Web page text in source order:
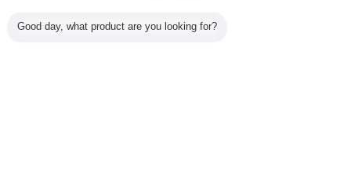
Главная страница
Good day, what product are you looking for?